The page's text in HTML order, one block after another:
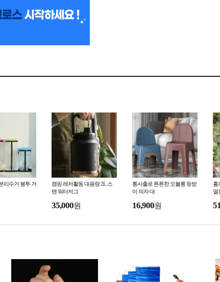
리수거 봉투 거
캠핑 레저활동 대용량 2L 스
텐 워터저그
35,000원
통사출로 튼튼한 오블롱 등받
이 의자 대
16,900원
홈
열